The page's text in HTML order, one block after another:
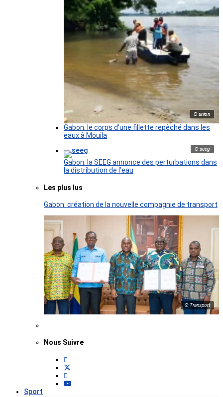
© union
Gabon: le corps d’une fillette repêché dans les
eaux à Mouila
© seeg
Gabon: la SEEG annonce des perturbations dans
la distribution de l’eau
Les plus lus
Gabon: création de la nouvelle compagnie de transport
© Transport
Nous Suivre
Sport